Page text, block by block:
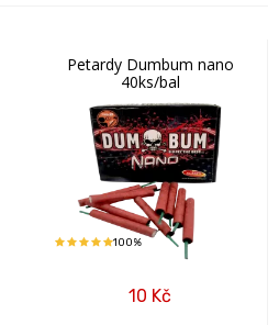
Petardy Dumbum nano
40ks/bal
100%
10 Kč